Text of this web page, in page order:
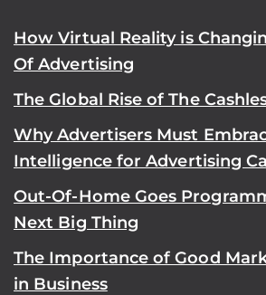
How Virtual Reality is
Of Advertising
The Global Rise of The
Why Advertisers Must
Intelligence for Advertising
Out-Of-Home Goes
Next Big Thing
The Importance of Good
in Business